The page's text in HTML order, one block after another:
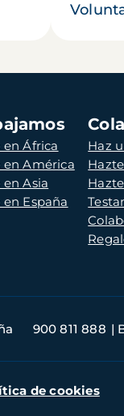
África
en América
Asia
España
Haz
900 811 888
de cookies